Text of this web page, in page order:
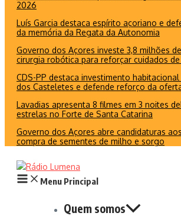
2026
Luís Garcia destaca espírito açoriano e
da memória da Regata da Autonomia
Governo dos Açores investe 3,8 milhões
cirurgia robótica para reforçar cuidados de
CDS-PP destaca investimento
dos Casteletes e defende reforço da
Lavadias apresenta 8 filmes em 3 noites
estrelas no Forte de Santa Catarina
Governo dos Açores abre candidaturas
compra de sementes de milho e sorgo
Menu Principal
Quem somos